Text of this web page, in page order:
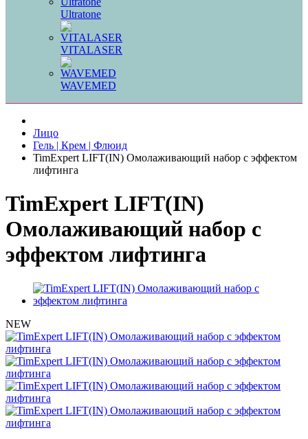
Ultratone
VITALASER
WAVEMED
Лицо
Гель | Крем | Флюид
TimExpert LIFT(IN) Омолаживающий набор с эффектом
лифтинга
TimExpert LIFT(IN)
Омолаживающий набор с
эффектом лифтинга
NEW